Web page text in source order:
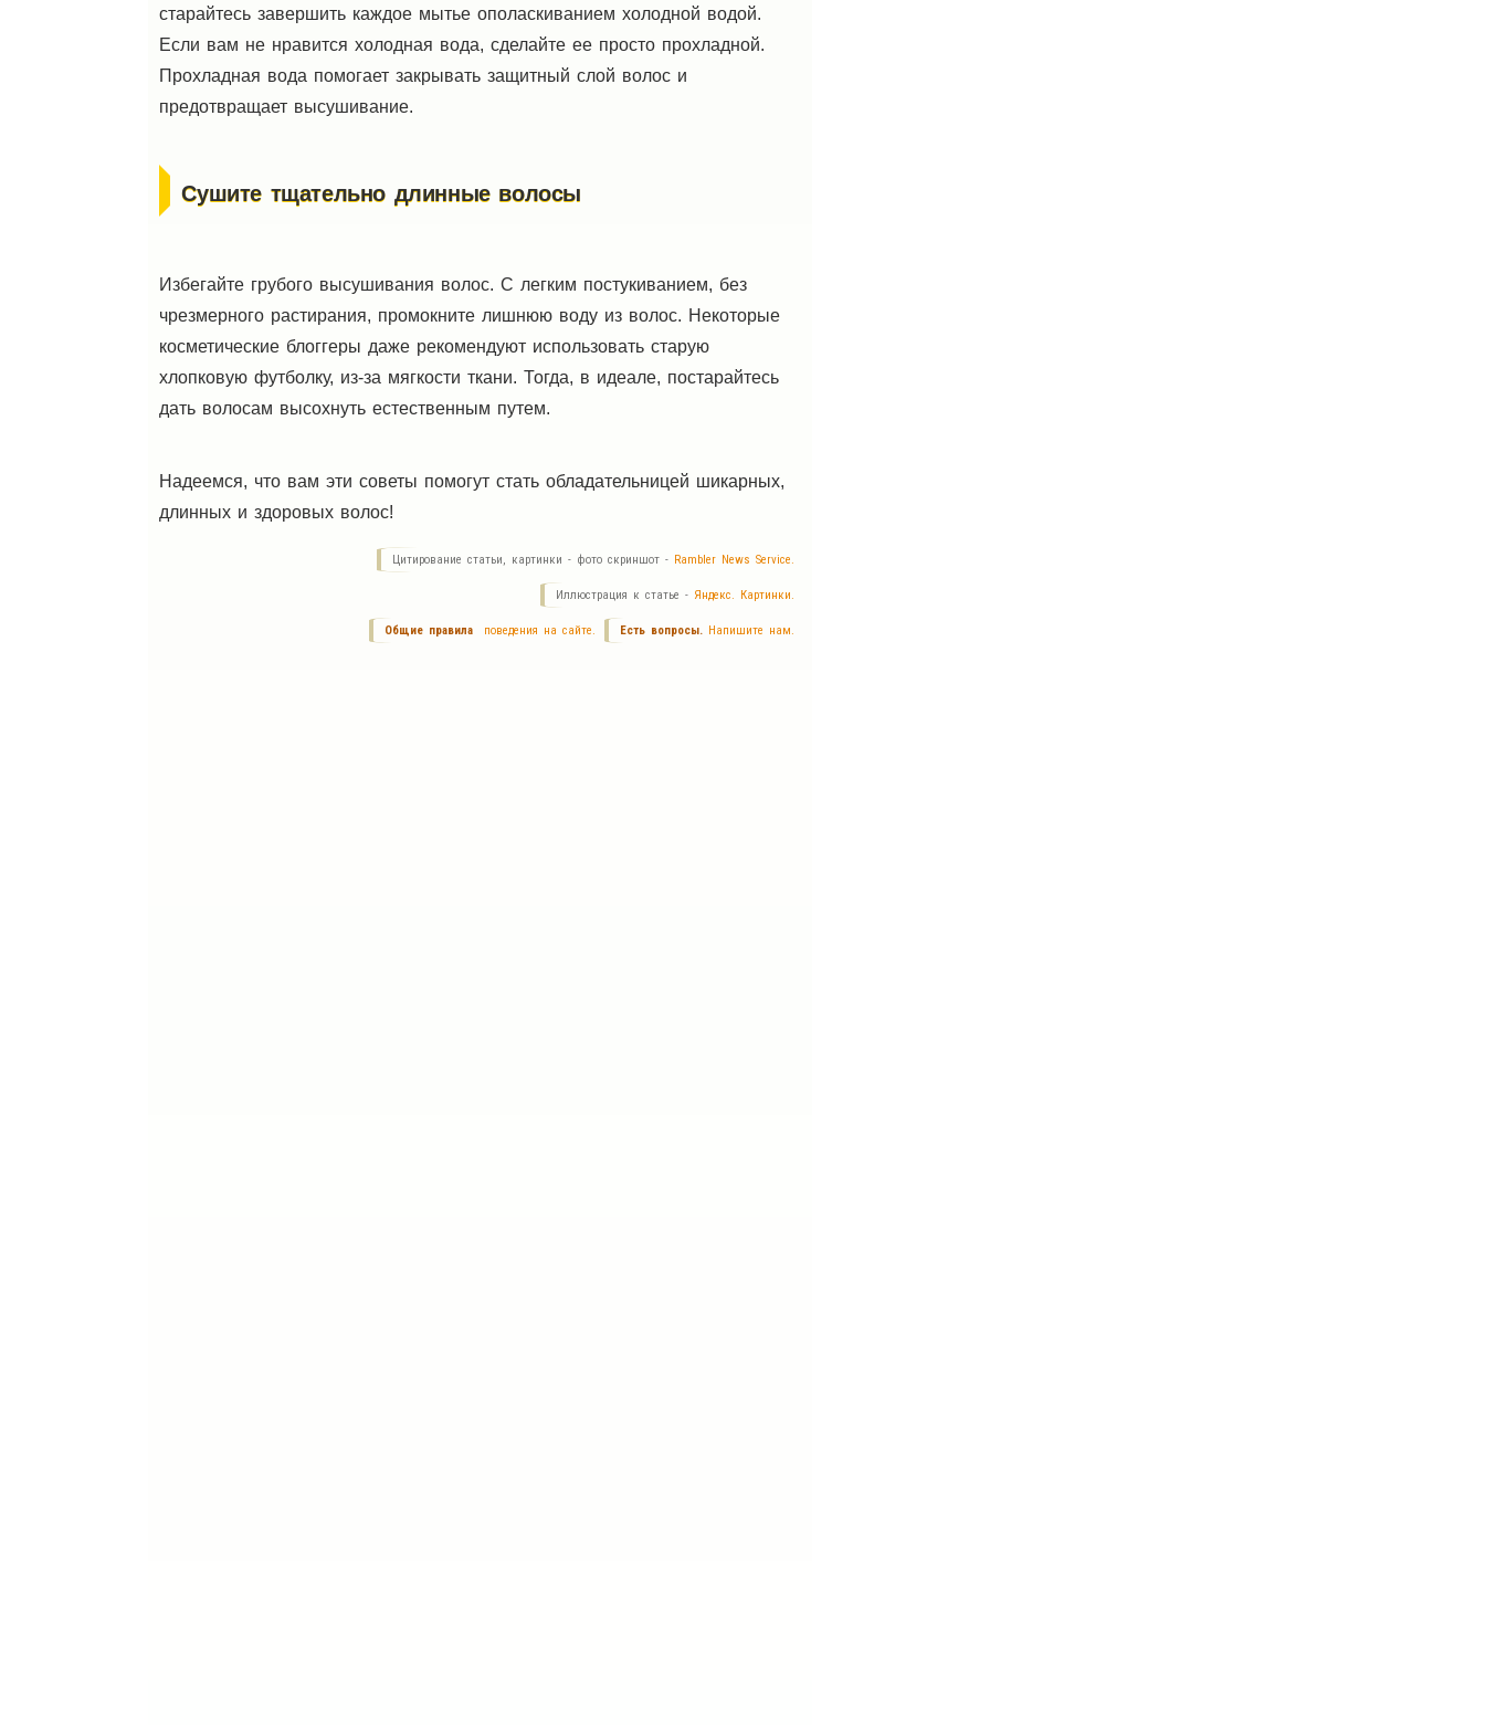
старайтесь завершить каждое мытье ополаскиванием холодной водой.
Если вам не нравится холодная вода, сделайте ее просто прохладной.
Прохладная вода помогает закрывать защитный слой волос и
предотвращает высушивание.
Сушите тщательно длинные волосы
Избегайте грубого высушивания волос. С легким постукиванием, без
чрезмерного растирания, промокните лишнюю воду из волос. Некоторые
косметические блоггеры даже рекомендуют использовать старую
хлопковую футболку, из-за мягкости ткани. Тогда, в идеале, постарайтесь
дать волосам высохнуть естественным путем.
Надеемся, что вам эти советы помогут стать обладательницей шикарных,
длинных и здоровых волос!
Цитирование статьи, картинки - фото скриншот - Rambler News Service.
Иллюстрация к статье - Яндекс. Картинки.
Есть вопросы. Напишите нам.
Общие правила поведения на сайте.